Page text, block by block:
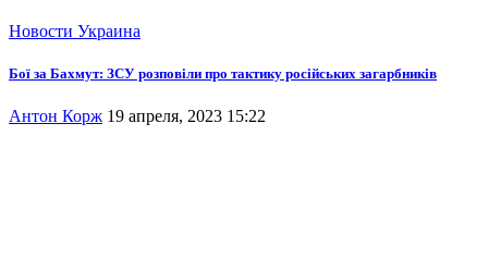
Новости Украина
Бої за Бахмут: ЗСУ розповіли про тактику російських загарбників
Антон Корж 19 апреля, 2023 15:22